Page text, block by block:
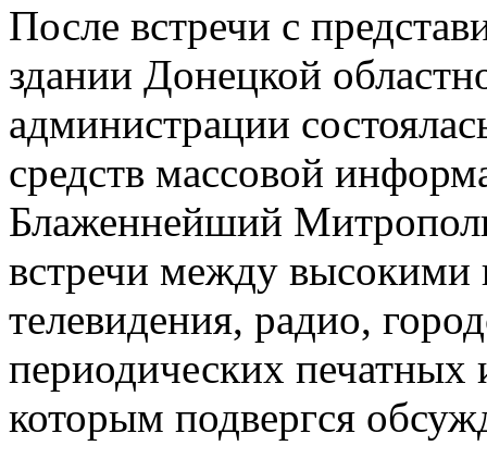
После встречи с
здании Донецкой
администрации
средств массовой
Блаженнейший
встречи между высокими
телевидения, радио,
периодических печатных
которым подвергся